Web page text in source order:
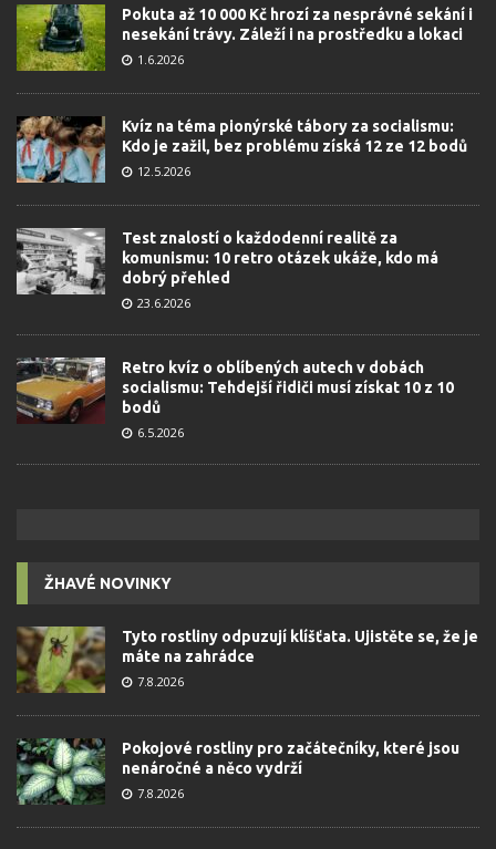
Pokuta až 10 000 Kč hrozí za nesprávné sekání i
nesekání trávy. Záleží i na prostředku a lokaci
1.6.2026
Kvíz na téma pionýrské tábory za socialismu:
Kdo je zažil, bez problému získá 12 ze 12 bodů
12.5.2026
Test znalostí o každodenní realitě za
komunismu: 10 retro otázek ukáže, kdo má
dobrý přehled
23.6.2026
Retro kvíz o oblíbených autech v dobách
socialismu: Tehdejší řidiči musí získat 10 z 10
bodů
6.5.2026
ŽHAVÉ NOVINKY
Tyto rostliny odpuzují klíšťata. Ujistěte se, že je
máte na zahrádce
7.8.2026
Pokojové rostliny pro začátečníky, které jsou
nenáročné a něco vydrží
7.8.2026